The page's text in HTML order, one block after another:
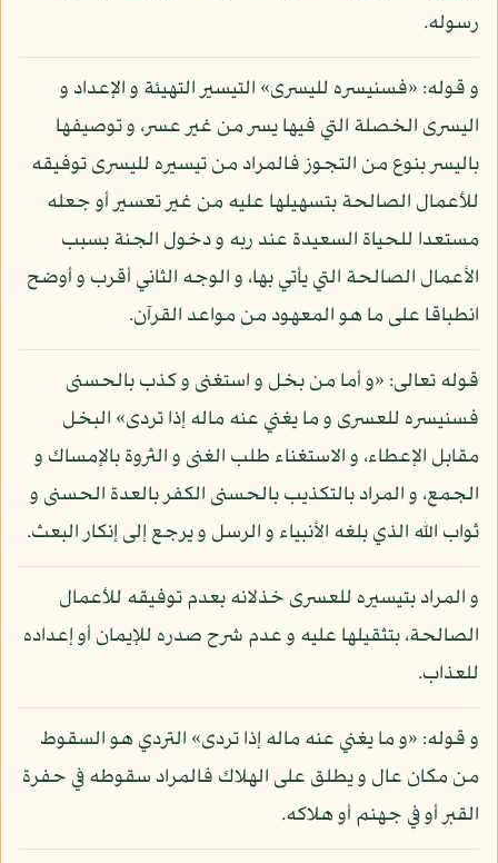
رسوله.
و قوله: «فسنيسره لليسرى» التيسير التهيئة و الإعداد و
اليسرى الخصلة التي فيها يسر من غير عسر، و توصيفها
باليسر بنوع من التجوز فالمراد من تيسيره لليسرى توفيقه
للأعمال الصالحة بتسهيلها عليه من غير تعسير أو جعله
مستعدا للحياة السعيدة عند ربه و دخول الجنة بسبب
الأعمال الصالحة التي يأتي بها، و الوجه الثاني أقرب و أوضح
انطباقا على ما هو المعهود من مواعد القرآن.
قوله تعالى: «و أما من بخل و استغنى و كذب بالحسنى
فسنيسره للعسرى و ما يغني عنه ماله إذا تردى» البخل
مقابل الإعطاء، و الاستغناء طلب الغنى و الثروة بالإمساك و
الجمع، و المراد بالتكذيب بالحسنى الكفر بالعدة الحسنى و
ثواب الله الذي بلغه الأنبياء و الرسل و يرجع إلى إنكار البعث.
و المراد بتيسيره للعسرى خذلانه بعدم توفيقه للأعمال
الصالحة، بتثقيلها عليه و عدم شرح صدره للإيمان أو إعداده
للعذاب.
و قوله: «و ما يغني عنه ماله إذا تردى» التردي هو السقوط
من مكان عال و يطلق على الهلاك فالمراد سقوطه في حفرة
القبر أو في جهنم أو هلاكه.